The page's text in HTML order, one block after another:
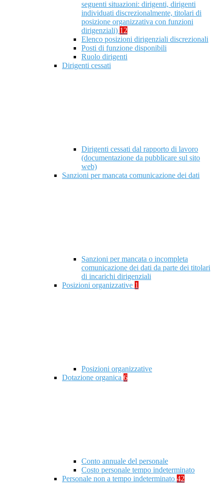
seguenti situazioni: dirigenti, dirigenti
individuati discrezionalmente, titolari di
posizione organizzativa con funzioni
dirigenziali) 12
Elenco posizioni dirigenziali discrezionali
Posti di funzione disponibili
Ruolo dirigenti
Dirigenti cessati
Dirigenti cessati dal rapporto di lavoro
(documentazione da pubblicare sul sito
web)
Sanzioni per mancata comunicazione dei dati
Sanzioni per mancata o incompleta
comunicazione dei dati da parte dei titolari
di incarichi dirigenziali
Posizioni organizzative 1
Posizioni organizzative
Dotazione organica 6
Conto annuale del personale
Costo personale tempo indeterminato
Personale non a tempo indeterminato 42